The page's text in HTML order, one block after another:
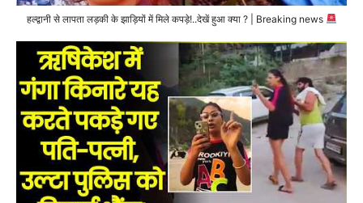
हल्द्वानी से लापता लड़की के झाड़ियों में मिले कपड़े!..देखें हुआ क्या ? | Breaking news